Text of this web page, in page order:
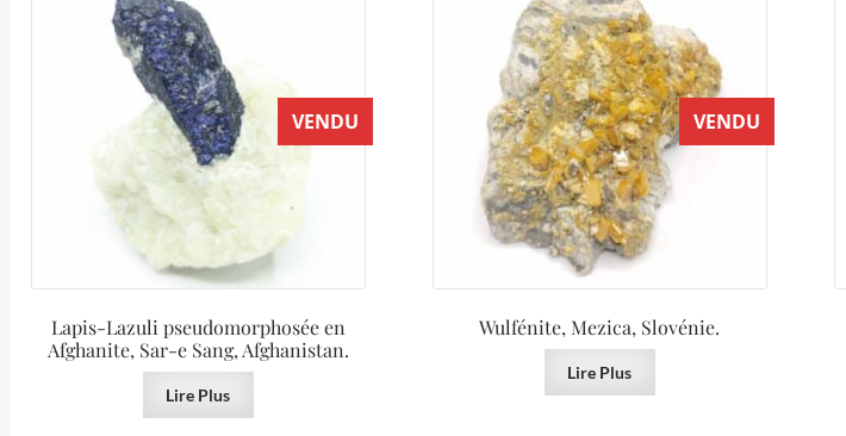
VENDU
Lapis-Lazuli pseudomorphosée en
Afghanite, Sar-e Sang, Afghanistan.
Lire Plus
VENDU
Wulfénite, Mezica, Slovénie.
Lire Plus